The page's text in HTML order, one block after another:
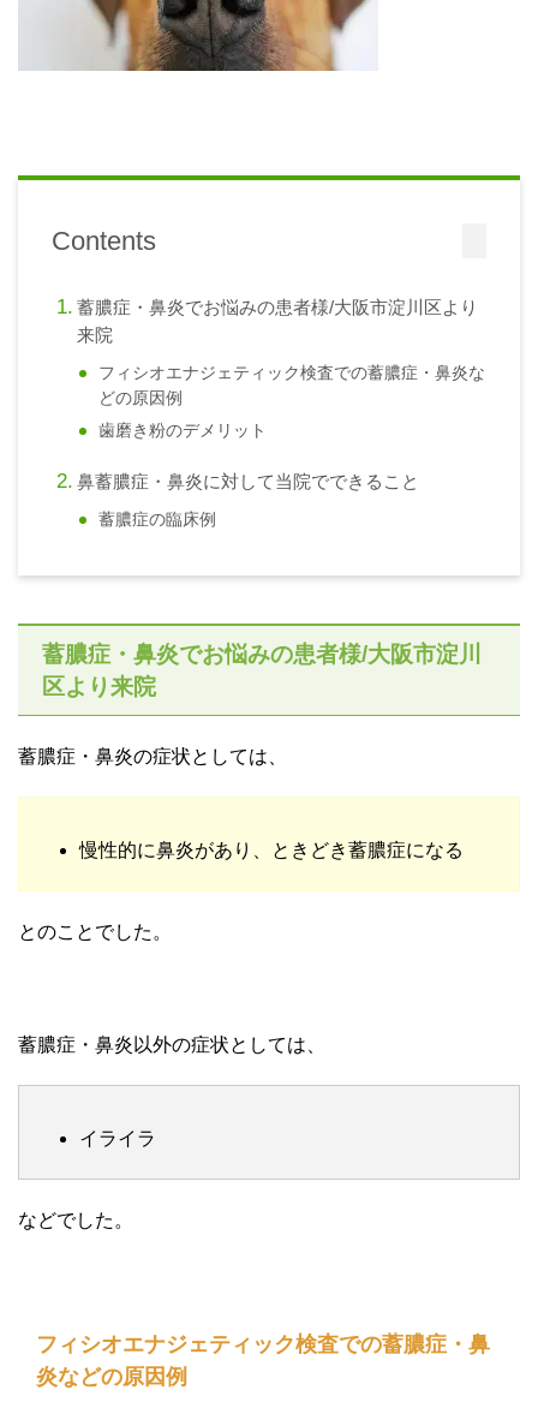
Contents
蓄膿症・鼻炎でお悩みの患者様/大阪市淀川区より
来院
フィシオエナジェティック検査での蓄膿症・鼻炎な
どの原因例
歯磨き粉のデメリット
鼻蓄膿症・鼻炎に対して当院でできること
蓄膿症の臨床例
蓄膿症・鼻炎でお悩みの患者様/大阪市淀川
区より来院
蓄膿症・鼻炎の症状としては、
慢性的に鼻炎があり、ときどき蓄膿症になる
とのことでした。
蓄膿症・鼻炎以外の症状としては、
イライラ
などでした。
フィシオエナジェティック検査での蓄膿症・鼻
炎などの原因例